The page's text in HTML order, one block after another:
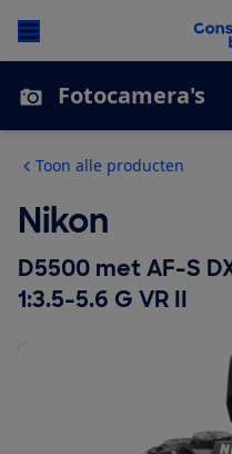
Fotocamera's
Toon alle producten
Nikon
D5500 met AF-S
1:3.5-5.6 G VR II